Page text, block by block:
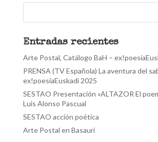
Entradas recientes
Arte Postal, Catálogo BaH –
PRENSA (TV Española) La aventura del
ex!poesíaEuskadi 2025
SESTAO Presentación «ALTAZOR El
Luis Alonso Pascual
SESTAO acción poética
Arte Postal en Basauri